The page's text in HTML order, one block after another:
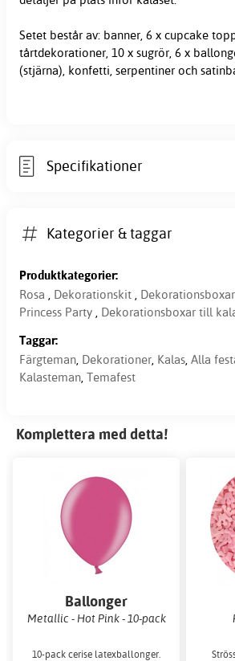
Setet består av: banner, 6 x cupcake
tårtdekorationer, 10 x sugrör, 6 x
(stjärna), konfetti, serpentiner och
Specifikationer
Kategorier & taggar
Produktkategorier:
Rosa , Dekorationskit , Dekorationsboxar
Princess Party , Dekorationsboxar till
Taggar:
Färgteman, Dekorationer, Kalas, Alla
Kalasteman, Temafest
Komplettera med detta!
Ballonger
Metallic - Hot Pink - 10-pack
10-pack cerise latexballonger.